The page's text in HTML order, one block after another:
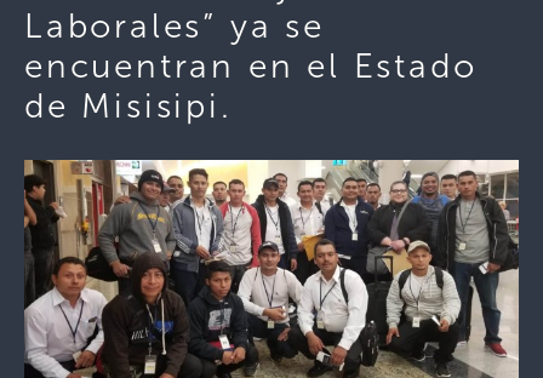
Laborales” ya se
encuentran en el Estado
de Misisipi.